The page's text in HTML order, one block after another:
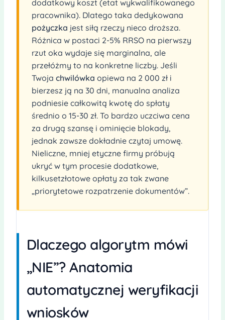
dodatkowy koszt (etat wykwalifikowanego
pracownika). Dlatego taka dedykowana
pożyczka jest siłą rzeczy nieco droższa.
Różnica w postaci 2-5% RRSO na pierwszy
rzut oka wydaje się marginalna, ale
przełóżmy to na konkretne liczby. Jeśli
Twoja chwilówka opiewa na 2 000 zł i
bierzesz ją na 30 dni, manualna analiza
podniesie całkowitą kwotę do spłaty
średnio o 15-30 zł. To bardzo uczciwa cena
za drugą szansę i ominięcie blokady,
jednak zawsze dokładnie czytaj umowę.
Nieliczne, mniej etyczne firmy próbują
ukryć w tym procesie dodatkowe,
kilkusetzłotowe opłaty za tak zwane
„priorytetowe rozpatrzenie dokumentów”.
Dlaczego algorytm mówi
„NIE”? Anatomia
automatycznej weryfikacji
wniosków